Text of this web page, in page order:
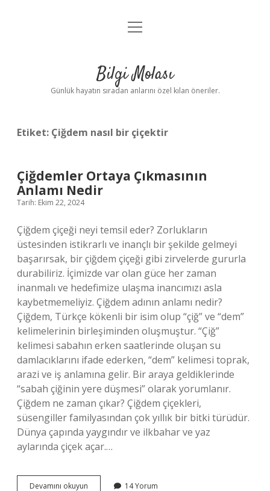
Anasayfa
Yasal Uyarı
menüyü
Bilgi Molası
Günlük hayatın sıradan anlarını özel kılan öneriler.
Etiket: Çiğdem nasıl bir çiçektir
Çiğdemler Ortaya Çıkmasının
Anlamı Nedir
Tarih: Ekim 22, 2024
Çiğdem çiçeği neyi temsil eder? Zorlukların
üstesinden istikrarlı ve inançlı bir şekilde gelmeyi
başarırsak, bir çiğdem çiçeği gibi zirvelerde gururla
durabiliriz. İçimizde var olan güce her zaman
inanmalı ve hedefimize ulaşma inancımızı asla
kaybetmemeliyiz. Çiğdem adının anlamı nedir?
Çiğdem, Türkçe kökenli bir isim olup “çiğ” ve “dem”
kelimelerinin birleşiminden oluşmuştur. “Çiğ”
kelimesi sabahın erken saatlerinde oluşan su
damlacıklarını ifade ederken, “dem” kelimesi toprak,
arazi ve iş anlamına gelir. Bir araya geldiklerinde
“sabah çiğinin yere düşmesi” olarak yorumlanır.
Çiğdem ne zaman çıkar? Çiğdem çiçekleri,
süsengiller familyasından çok yıllık bir bitki türüdür.
Dünya çapında yaygındır ve ilkbahar ve yaz
aylarında çiçek açar.…
Devamını okuyun Çiğdemler 14 Yorum